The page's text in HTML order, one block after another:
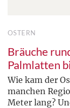
OSTERN
Bräuche
Palmlatten
Wie kam der
manchen
Meter lang?